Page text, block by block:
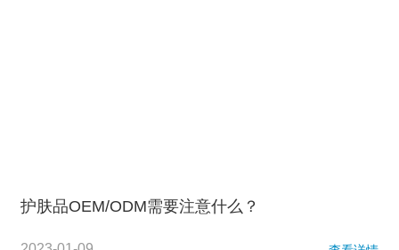
护肤品OEM/ODM需要注意什么？